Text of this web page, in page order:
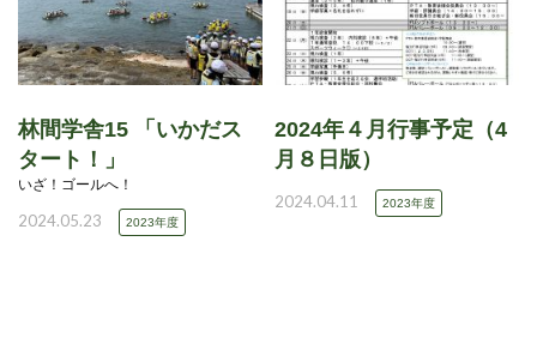
林間学舎15 「いかだス
タート！」
いざ！ゴールへ！
2024.05.23 2023年度
2024年４月行事予定（4
月８日版）
2024.04.11 2023年度